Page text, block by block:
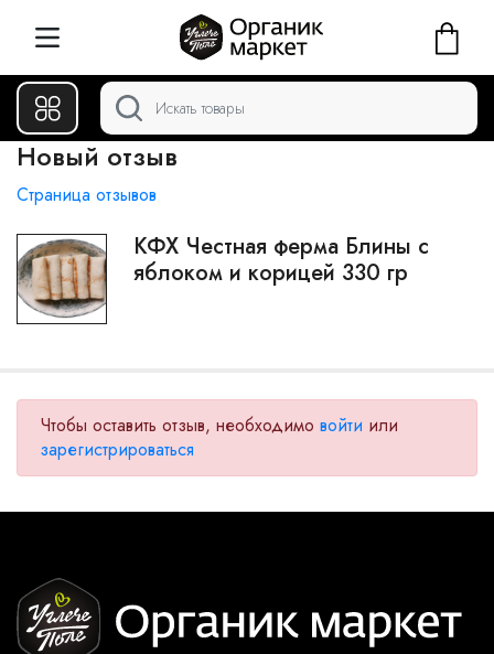
Новый отзыв
Страница отзывов
КФХ Честная ферма Блины с
яблоком и корицей 330 гр
Чтобы оставить отзыв, необходимо войти или
зарегистрироваться